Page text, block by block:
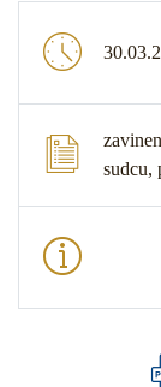
sudcu,